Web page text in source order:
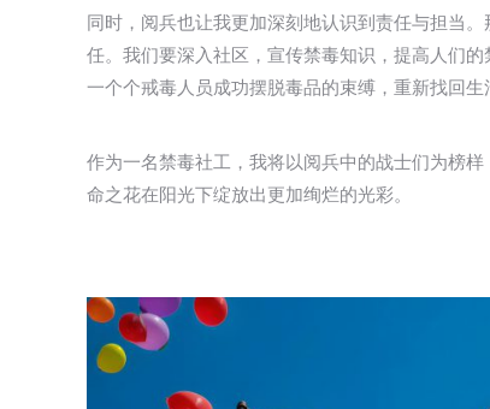
同时，阅兵也让我更加深刻地认识到责任与担当
任。我们要深入社区，宣传禁毒知识，提高人们
一个个戒毒人员成功摆脱毒品的束缚，重新找回生
作为一名禁毒社工，我将以阅兵中的战士们为榜
命之花在阳光下绽放出更加绚烂的光彩。